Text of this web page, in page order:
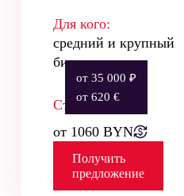
Для кого:
средний и крупный
бизнес
Стоимость:
от 1060 BYN
от 35 000 ₽
от 620 €
Получить
предложение